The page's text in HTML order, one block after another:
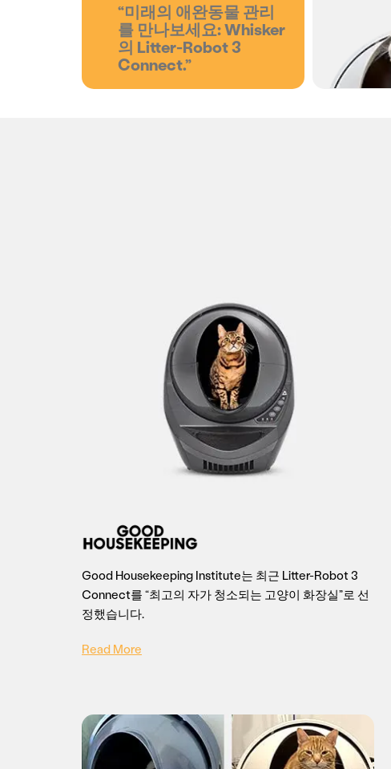
“미래의 애완동물 관리
를 만나보세요: Whisker
의 Litter-Robot 3
Connect.”
Good Housekeeping Institute는 최근 Litter-Robot 3
Connect를 “최고의 자가 청소되는 고양이 화장실”로 선
정했습니다.
Read More